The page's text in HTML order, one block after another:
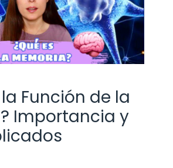
Función de la
Importancia y